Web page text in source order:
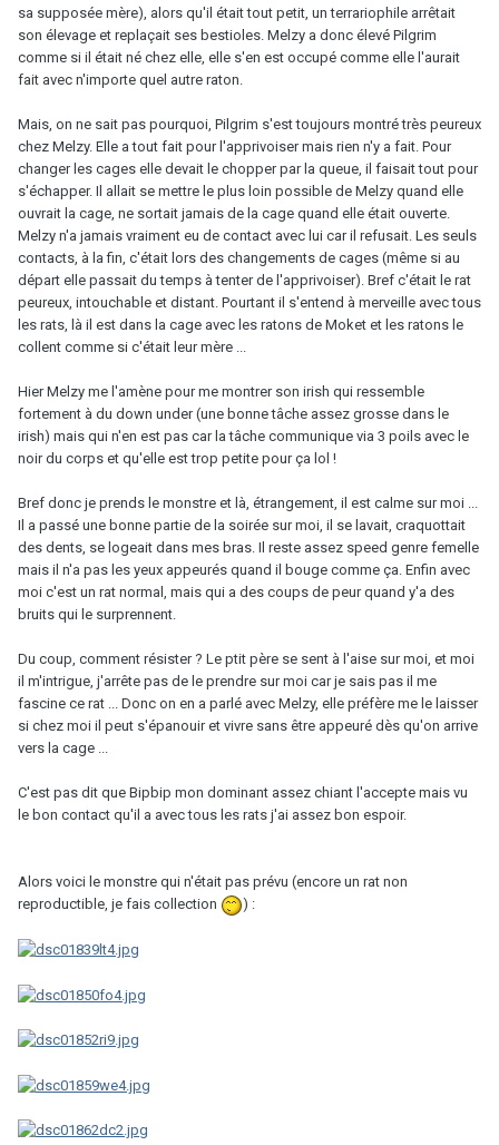
sa supposée mère), alors qu'il était tout petit, un terrariophile arrêtait
son élevage et replaçait ses bestioles. Melzy a donc élevé Pilgrim
comme si il était né chez elle, elle s'en est occupé comme elle l'aurait
fait avec n'importe quel autre raton.
Mais, on ne sait pas pourquoi, Pilgrim s'est toujours montré très peureux
chez Melzy. Elle a tout fait pour l'apprivoiser mais rien n'y a fait. Pour
changer les cages elle devait le chopper par la queue, il faisait tout pour
s'échapper. Il allait se mettre le plus loin possible de Melzy quand elle
ouvrait la cage, ne sortait jamais de la cage quand elle était ouverte.
Melzy n'a jamais vraiment eu de contact avec lui car il refusait. Les seuls
contacts, à la fin, c'était lors des changements de cages (même si au
départ elle passait du temps à tenter de l'apprivoiser). Bref c'était le rat
peureux, intouchable et distant. Pourtant il s'entend à merveille avec tous
les rats, là il est dans la cage avec les ratons de Moket et les ratons le
collent comme si c'était leur mère ...
Hier Melzy me l'amène pour me montrer son irish qui ressemble
fortement à du down under (une bonne tâche assez grosse dans le
irish) mais qui n'en est pas car la tâche communique via 3 poils avec le
noir du corps et qu'elle est trop petite pour ça lol !
Bref donc je prends le monstre et là, étrangement, il est calme sur moi ...
Il a passé une bonne partie de la soirée sur moi, il se lavait, craquottait
des dents, se logeait dans mes bras. Il reste assez speed genre femelle
mais il n'a pas les yeux appeurés quand il bouge comme ça. Enfin avec
moi c'est un rat normal, mais qui a des coups de peur quand y'a des
bruits qui le surprennent.
Du coup, comment résister ? Le ptit père se sent à l'aise sur moi, et moi
il m'intrigue, j'arrête pas de le prendre sur moi car je sais pas il me
fascine ce rat ... Donc on en a parlé avec Melzy, elle préfère me le laisser
si chez moi il peut s'épanouir et vivre sans être appeuré dès qu'on arrive
vers la cage ...
C'est pas dit que Bipbip mon dominant assez chiant l'accepte mais vu
le bon contact qu'il a avec tous les rats j'ai assez bon espoir.
Alors voici le monstre qui n'était pas prévu (encore un rat non
reproductible, je fais collection
) :